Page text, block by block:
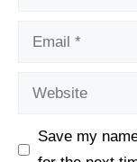
Email
Website
Save my